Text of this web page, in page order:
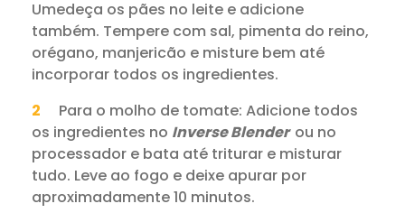
Umedeça os pães no leite e adicione
também. Tempere com sal, pimenta do reino,
orégano, manjericão e misture bem até
incorporar todos os ingredientes.
Para o molho de tomate: Adicione todos
os ingredientes no Inverse Blender ou no
processador e bata até triturar e misturar
tudo. Leve ao fogo e deixe apurar por
aproximadamente 10 minutos.